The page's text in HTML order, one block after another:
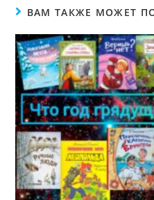
ВАМ ТАКЖЕ МОЖЕТ